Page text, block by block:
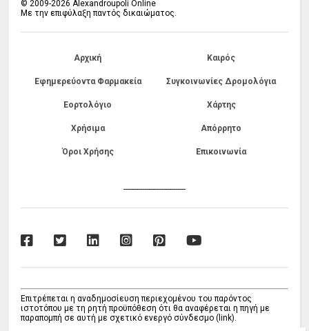
© 2009-2026 Alexandroupoli Online
Με την επιφύλαξη παντός δικαιώματος.
Αρχική Καιρός
Εφημερεύοντα Φαρμακεία Συγκοινωνίες Δρομολόγια
Εορτολόγιο Χάρτης
Χρήσιμα Απόρρητο
Όροι Χρήσης Επικοινωνία
------------------------------
Επιτρέπεται η αναδημοσίευση περιεχομένου του παρόντος
ιστοτόπου με τη ρητή προϋπόθεση ότι θα αναφέρεται η πηγή με
παραπομπή σε αυτή με σχετικό ενεργό σύνδεσμο (link).